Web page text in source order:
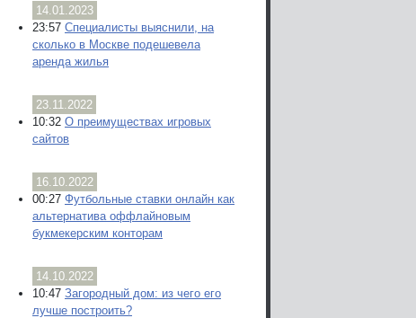
14.01.2023
23:57 Специалисты выяснили, на
сколько в Москве подешевела
аренда жилья
23.11.2022
10:32 О преимуществах игровых
сайтов
16.10.2022
00:27 Футбольные ставки онлайн как
альтернатива оффлайновым
букмекерским конторам
14.10.2022
10:47 Загородный дом: из чего его
лучше построить?